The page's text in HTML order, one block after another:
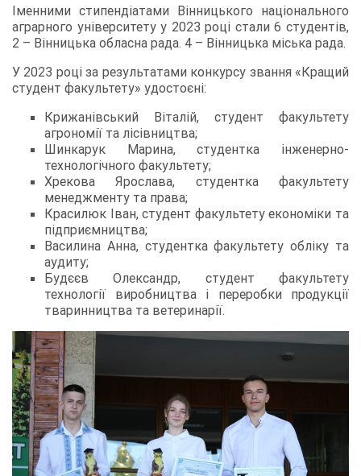
Іменними стипендіатами Вінницького національного
аграрного університету у 2023 році стали 6 студентів,
2 – Вінницька обласна рада. 4 – Вінницька міська рада.
У 2023 році за результатами конкурсу звання «Кращий
студент факультету» удостоєні:
Крижанівський Віталій, студент факультету
агрономії та лісівництва;
Шинкарук Марина, студентка інженерно-
технологічного факультету;
Хрекова Ярослава, студентка факультету
менеджменту та права;
Красилюк Іван, студент факультету економіки та
підприємництва;
Василина Анна, студентка факультету обліку та
аудиту;
Будєєв Олександр, студент факультету
технології виробництва і переробки продукції
тваринництва та ветеринарії.